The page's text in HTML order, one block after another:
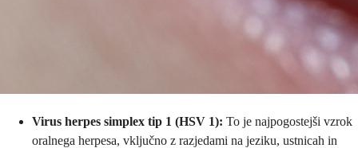
Virus herpes simplex tip 1 (HSV 1): To je najpogostejši vzrok
oralnega herpesa, vključno z razjedami na jeziku, ustnicah in